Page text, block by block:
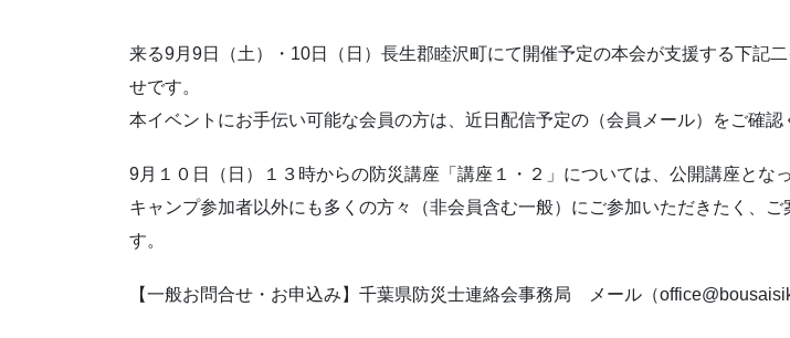
来る9月9日（土）・10日（日）長生郡睦沢町にて開催予定の本会が支援する下記
せです。
本イベントにお手伝い可能な会員の方は、近日配信予定の（会員メール）をご確認
9月１０日（日）１３時からの防災講座「講座１・２」については、公開講座とな
キャンプ参加者以外にも多くの方々（非会員含む一般）にご参加いただきたく、ご
す。
【一般お問合せ・お申込み】千葉県防災士連絡会事務局 メール（